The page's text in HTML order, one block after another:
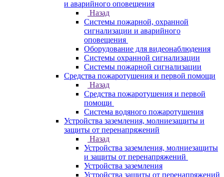
и аварийного оповещения
Назад
Системы пожарной, охранной
сигнализации и аварийного
оповещения
Оборудование для видеонаблюдения
Системы охранной сигнализации
Системы пожарной сигнализации
Средства пожаротушения и первой помощи
Назад
Средства пожаротушения и первой
помощи
Система водяного пожаротушения
Устройства заземления, молниезащиты и
защиты от перенапряжений
Назад
Устройства заземления, молниезащиты
и защиты от перенапряжений
Устройства заземления
Устройства защиты от перенапряжений